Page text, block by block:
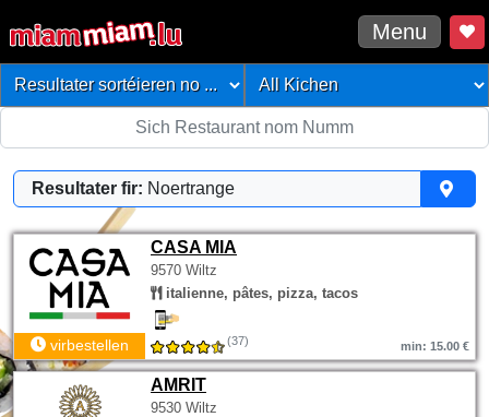
Menu
Resultater fir: Noertrange
CASA MIA
9570 Wiltz
italienne, pâtes, pizza, tacos
virbestellen (37) min: 15.00 €
AMRIT
9530 Wiltz